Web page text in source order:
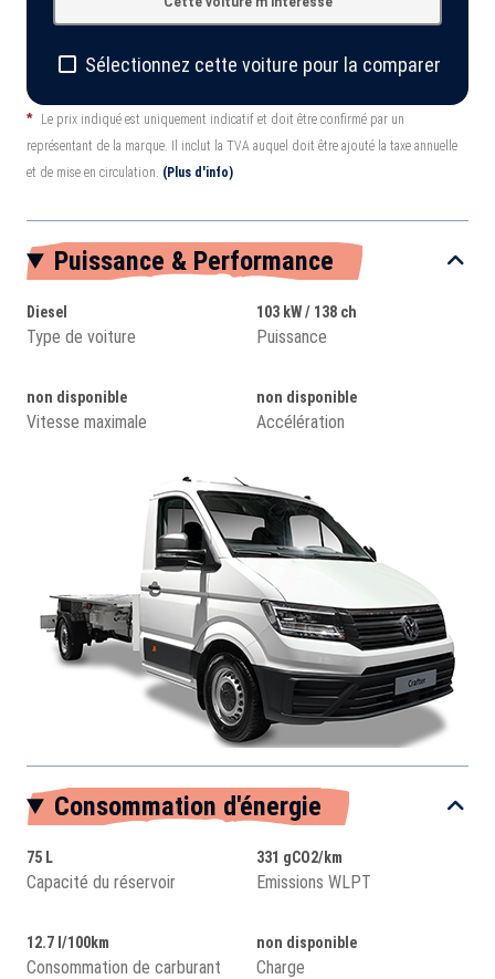
Sélectionnez cette voiture pour la comparer
*
Le prix indiqué est uniquement indicatif et doit être confirmé par un
représentant de la marque. Il inclut la TVA auquel doit être ajouté la taxe annuelle
et de mise en circulation. (Plus d'info)
Puissance & Performance
Diesel
Type de voiture
103 kW / 138 ch
Puissance
non disponible
Vitesse maximale
non disponible
Accélération
Consommation d'énergie
75 L
Capacité du réservoir
331 gCO2/km
Emissions WLPT
12.7 l/100km
Consommation de carburant
non disponible
Charge